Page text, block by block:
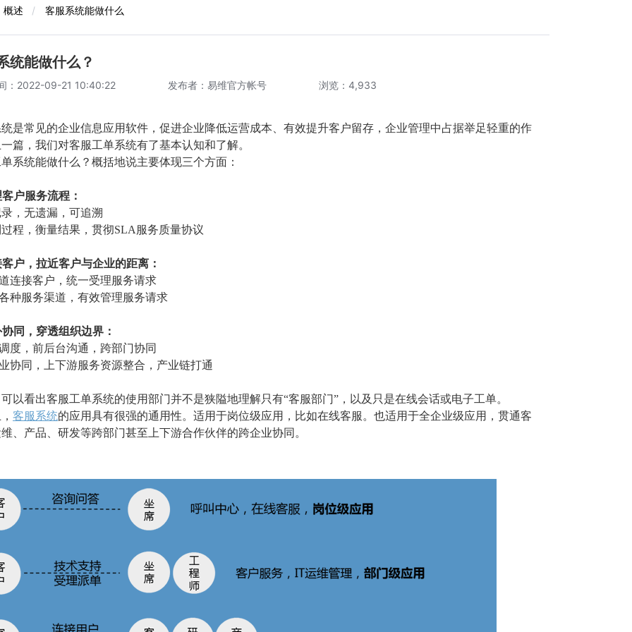
概述 / 客服系统能做什么
统能做什么？
：2022-09-21 10:40:22 发布者：易维官方帐号 浏览：4,933
是常见的企业信息应用软件，促进企业降低运营成本、有效提升客户留存，企业管理中占据举足轻重的作
篇，我们对客服工单系统有了基本认知和了解。
系统能做什么？概括地说主要体现三个方面：
户服务流程：
，无遗漏，可追溯
程，衡量结果，贯彻SLA服务质量协议
户，拉近客户与企业的距离：
连接客户，统一受理服务请求
种服务渠道，有效管理服务请求
同，穿透组织边界：
度，前后台沟通，跨部门协同
同，上下游服务资源整合，产业链打通
以看出客服工单系统的使用部门并不是狭隘地理解只有“客服部门”，以及只是在线会话或电子工单。
客服系统的应用具有很强的通用性。适用于岗位级应用，比如在线客服。也适用于全企业级应用，贯通客
、产品、研发等跨部门甚至上下游合作伙伴的跨企业协同。